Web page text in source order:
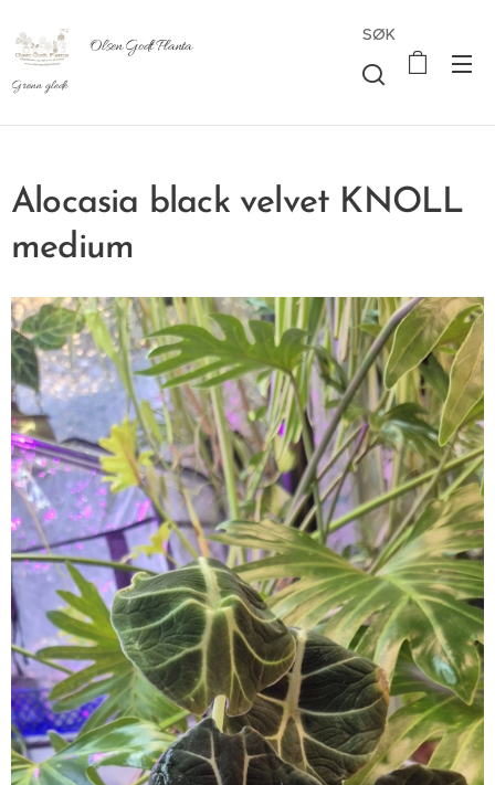
Olsen Godt Planta
Grønn glede
SØK
Alocasia black velvet KNOLL
medium